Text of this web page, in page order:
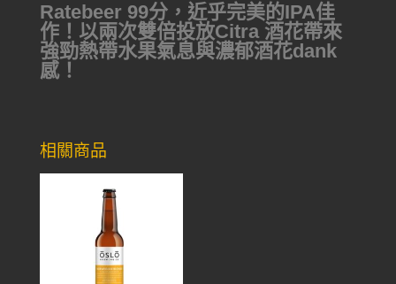
Ratebeer 99分，近乎完美的IPA佳
作！以兩次雙倍投放Citra 酒花帶來
強勁熱帶水果氣息與濃郁酒花dank
感！
相關商品